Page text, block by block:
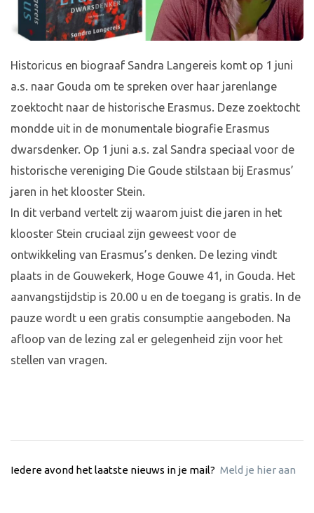
Historicus en biograaf Sandra Langereis komt op 1 juni
a.s. naar Gouda om te spreken over haar jarenlange
zoektocht naar de historische Erasmus. Deze zoektocht
mondde uit in de monumentale biografie Erasmus
dwarsdenker. Op 1 juni a.s. zal Sandra speciaal voor de
historische vereniging Die Goude stilstaan bij Erasmus’
jaren in het klooster Stein.
In dit verband vertelt zij waarom juist die jaren in het
klooster Stein cruciaal zijn geweest voor de
ontwikkeling van Erasmus’s denken. De lezing vindt
plaats in de Gouwekerk, Hoge Gouwe 41, in Gouda. Het
aanvangstijdstip is 20.00 u en de toegang is gratis. In de
pauze wordt u een gratis consumptie aangeboden. Na
afloop van de lezing zal er gelegenheid zijn voor het
stellen van vragen.
Iedere avond het laatste nieuws in je mail? Meld je hier aan